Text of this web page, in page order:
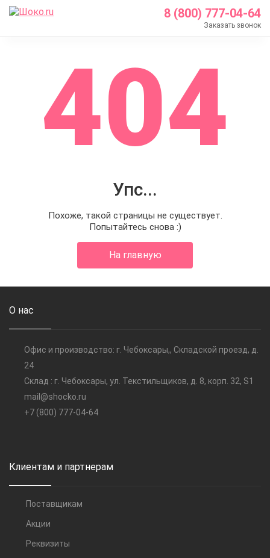
8 (800) 777-04-64
Заказать звонок
404
Упс...
Похоже, такой страницы не существует.
Попытайтесь снова :)
На главную
О нас
Офис и производство: г. Чебоксары,, Складской проезд, д.
24
Склад : г. Чебоксары, ул. Текстильщиков, д. 8, корп. 32, S1
mail@shocko.ru
+7 (800) 777-04-64
Клиентам и партнерам
Поставщикам
Акции
Реквизиты